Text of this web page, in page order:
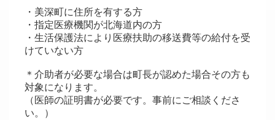
・美深町に住所を有する方
・指定医療機関が北海道内の方
・生活保護法により医療扶助の移送費等の給付を受
けていない方
＊介助者が必要な場合は町長が認めた場合その方も
対象になります。
（医師の証明書が必要です。事前にご相談くださ
い。）